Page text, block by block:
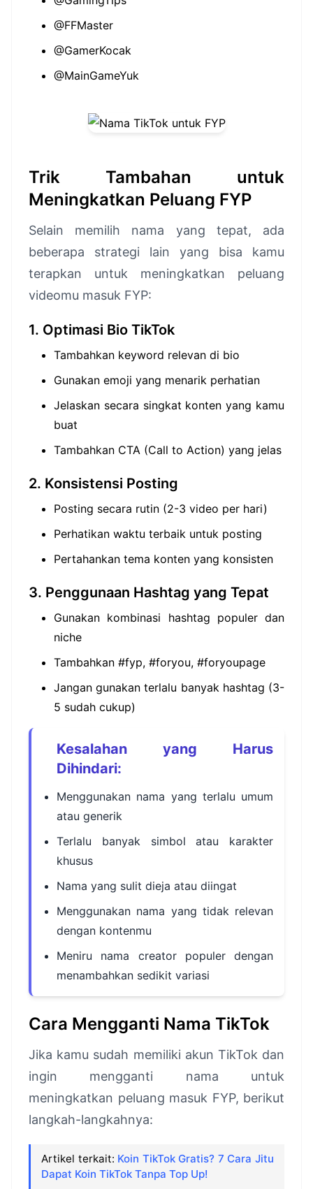
@FFMaster
@GamerKocak
@MainGameYuk
Trik Tambahan untuk
Meningkatkan Peluang FYP
Selain memilih nama yang tepat, ada
beberapa strategi lain yang bisa kamu
terapkan untuk meningkatkan peluang
videomu masuk FYP:
1. Optimasi Bio TikTok
Tambahkan keyword relevan di bio
Gunakan emoji yang menarik perhatian
Jelaskan secara singkat konten yang kamu
buat
Tambahkan CTA (Call to Action) yang jelas
2. Konsistensi Posting
Posting secara rutin (2-3 video per hari)
Perhatikan waktu terbaik untuk posting
Pertahankan tema konten yang konsisten
3. Penggunaan Hashtag yang Tepat
Gunakan kombinasi hashtag populer dan
niche
Tambahkan #fyp, #foryou, #foryoupage
Jangan gunakan terlalu banyak hashtag (3-
5 sudah cukup)
Kesalahan yang Harus
Dihindari:
Menggunakan nama yang terlalu umum
atau generik
Terlalu banyak simbol atau karakter
khusus
Nama yang sulit dieja atau diingat
Menggunakan nama yang tidak relevan
dengan kontenmu
Meniru nama creator populer dengan
menambahkan sedikit variasi
Cara Mengganti Nama TikTok
Jika kamu sudah memiliki akun TikTok dan
ingin mengganti nama untuk
meningkatkan peluang masuk FYP, berikut
langkah-langkahnya:
Artikel terkait: Koin TikTok Gratis? 7 Cara Jitu
Dapat Koin TikTok Tanpa Top Up!